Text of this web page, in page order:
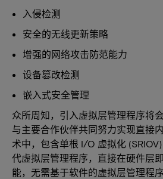
入侵检测
安全的无线更新策略
增强的网络攻击防范能力
设备篡改检测
嵌入式安全管理
众所周知，引入虚拟层管理程序将
与主要合作伙伴共同努力实现直接
术中，包含单根 I/O 虚拟化
代虚拟层管理程序，直接在硬件层
能，无需基于软件的虚拟层管理程序